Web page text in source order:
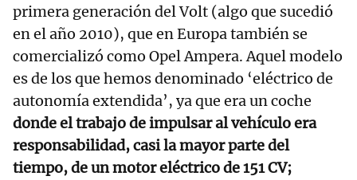
primera generación del Volt (algo que sucedió
en el año 2010), que en Europa también se
comercializó como Opel Ampera. Aquel modelo
es de los que hemos denominado ‘eléctrico de
autonomía extendida’, ya que era un coche
donde el trabajo de impulsar al vehículo era
responsabilidad, casi la mayor parte del
tiempo, de un motor eléctrico de 151 CV;